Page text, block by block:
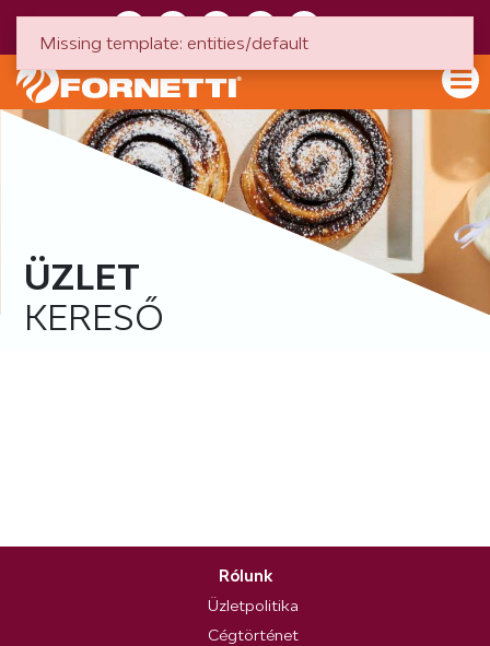
ÜZLET
KERESŐ
Rólunk
Üzletpolitika
Cégtörténet
Missing template: entities/default